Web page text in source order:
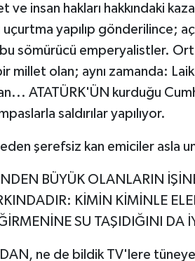
ve insan hakları hakkındaki
yapılıp gönderilince;
sömürücü emperyalistler.
millet olan; aynı zamanda:
ATATÜRK'ÜN kurduğu
saldırılar yapılıyor.
eden şerefsiz kan emiciler asla
BÜYÜK OLANLARIN
KİMİN KİMİNLE
SU TAŞIDIĞINI DA
ne de bildik TV'lere